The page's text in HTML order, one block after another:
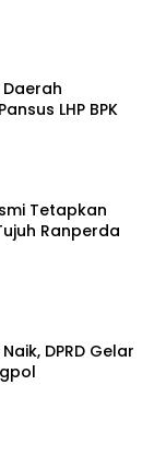
LHP BPK
Tetapkan
Ranperda
DPRD Gelar